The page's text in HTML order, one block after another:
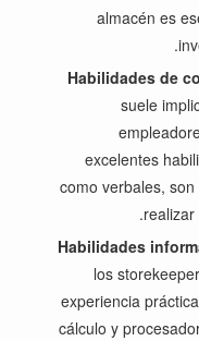
almacén es
Habilidades de
suele
excelentes
como verbales,
Habilidades
los
experiencia
cálculo y